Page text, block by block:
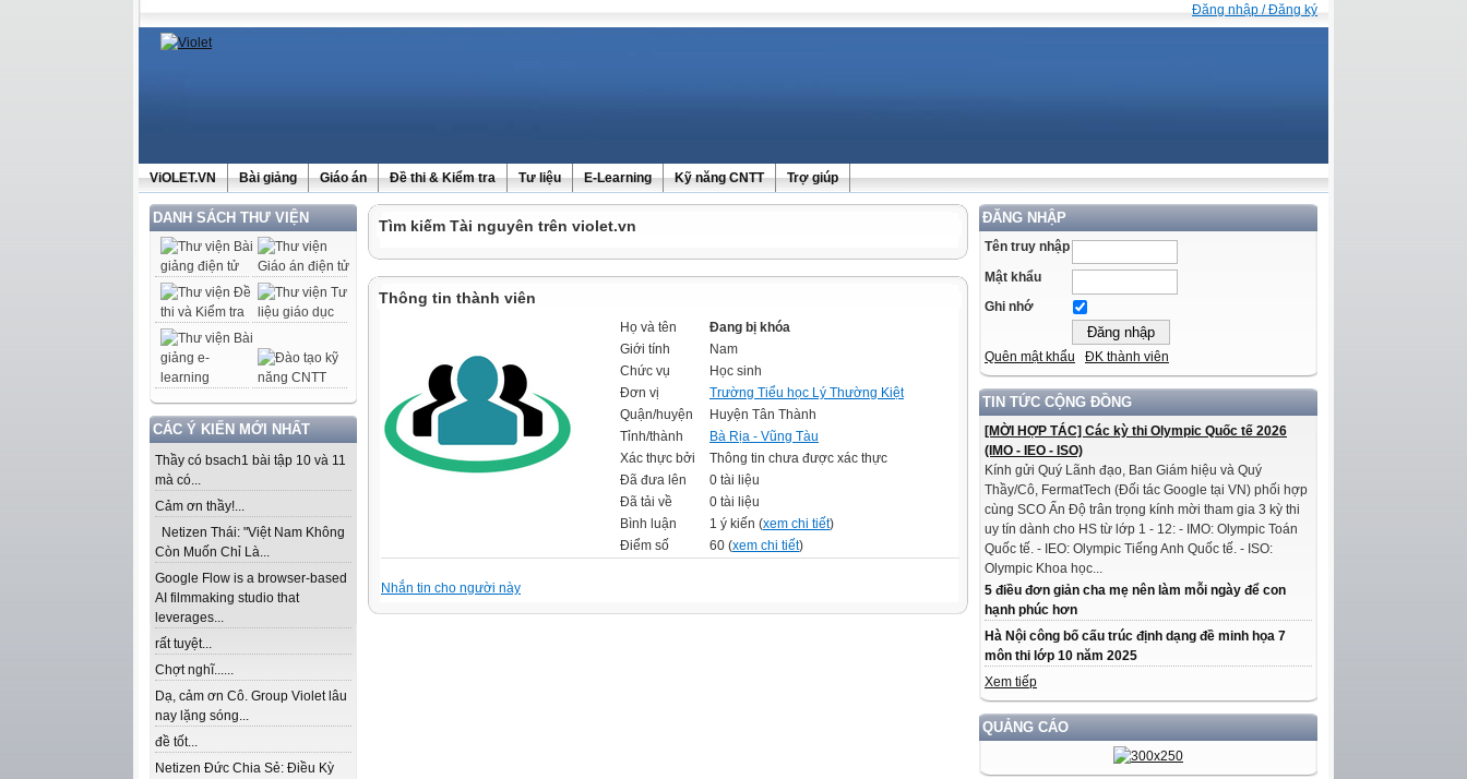
Đăng nhập / Đăng ký
ViOLET.VN Bài giảng Giáo án Đề thi & Kiểm tra Tư liệu E-Learning Kỹ năng CNTT Trợ giúp
DANH SÁCH THƯ VIỆN
CÁC Ý KIẾN MỚI NHẤT
Thầy có bsach1 bài tập 10 và 11
mà có...
Cảm ơn thầy!...
Netizen Thái: "Việt Nam Không
Còn Muốn Chỉ Là...
Google Flow is a browser-based
AI filmmaking studio that
leverages...
rất tuyệt...
Chợt nghĩ......
Dạ, cảm ơn Cô. Group Violet lâu
nay lặng sóng...
đề tốt...
Netizen Đức Chia Sẻ: Điều Kỳ
ĐĂNG NHẬP
Tên truy nhập
Mật khẩu
Ghi nhớ
Quên mật khẩu ĐK thành viên
TIN TỨC CỘNG ĐỒNG
[MỜI HỢP TÁC] Các kỳ thi Olympic Quốc tế 2026
(IMO - IEO - ISO)
Kính gửi Quý Lãnh đạo, Ban Giám hiệu và Quý
Thầy/Cô, FermatTech (Đối tác Google tại VN) phối hợp
cùng SCO Ấn Độ trân trọng kính mời tham gia 3 kỳ thi
uy tín dành cho HS từ lớp 1 - 12: - IMO: Olympic Toán
Quốc tế. - IEO: Olympic Tiếng Anh Quốc tế. - ISO:
Olympic Khoa học...
5 điều đơn giản cha mẹ nên làm mỗi ngày để con
hạnh phúc hơn
Hà Nội công bố cấu trúc định dạng đề minh họa 7
môn thi lớp 10 năm 2025
Xem tiếp
QUẢNG CÁO
Tìm kiếm Tài nguyên trên violet.vn
Thông tin thành viên
Họ và tên
Đang bị khóa
Giới tính
Nam
Chức vụ
Học sinh
Đơn vị
Trường Tiểu học Lý Thường Kiệt
Quận/huyện
Huyện Tân Thành
Tỉnh/thành
Bà Rịa - Vũng Tàu
Xác thực bởi
Thông tin chưa được xác thực
Đã đưa lên
0 tài liệu
Đã tải về
0 tài liệu
Bình luận
1 ý kiến (xem chi tiết)
Điểm số
60 (xem chi tiết)
Nhắn tin cho người này